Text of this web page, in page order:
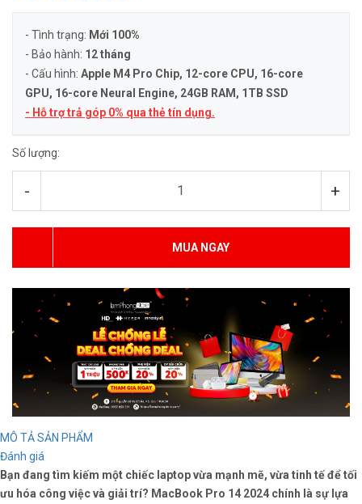
- Tình trạng: Mới 100%
- Bảo hành: 12 tháng
- Cấu hình: Apple M4 Pro Chip, 12-core CPU, 16-core
GPU, 16-core Neural Engine, 24GB RAM, 1TB SSD
- Hỗ trợ trả góp 0% qua thẻ tín dụng.
Số lượng:
- +
MUA NGAY
MÔ TẢ SẢN PHẨM
Đánh giá
Bạn đang tìm kiếm một chiếc laptop vừa mạnh mẽ, vừa tinh tế để tối
ưu hóa công việc và giải trí? MacBook Pro 14 2024 chính là sự lựa